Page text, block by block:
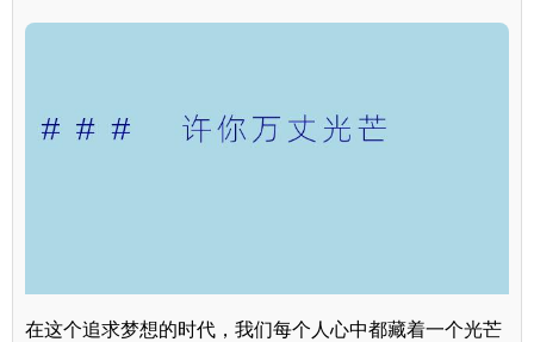
在这个追求梦想的时代，我们每个人心中都藏着一个光芒